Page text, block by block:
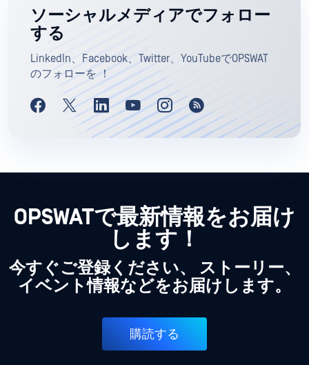
ソーシャルメディアでフォロー
する
LinkedIn、Facebook、Twitter、YouTubeでOPSWAT
のフォローを ！
OPSWATで最新情報をお届け
します！
今すぐご登録ください、 ストーリー、
イベント情報などをお届けします。
購読する